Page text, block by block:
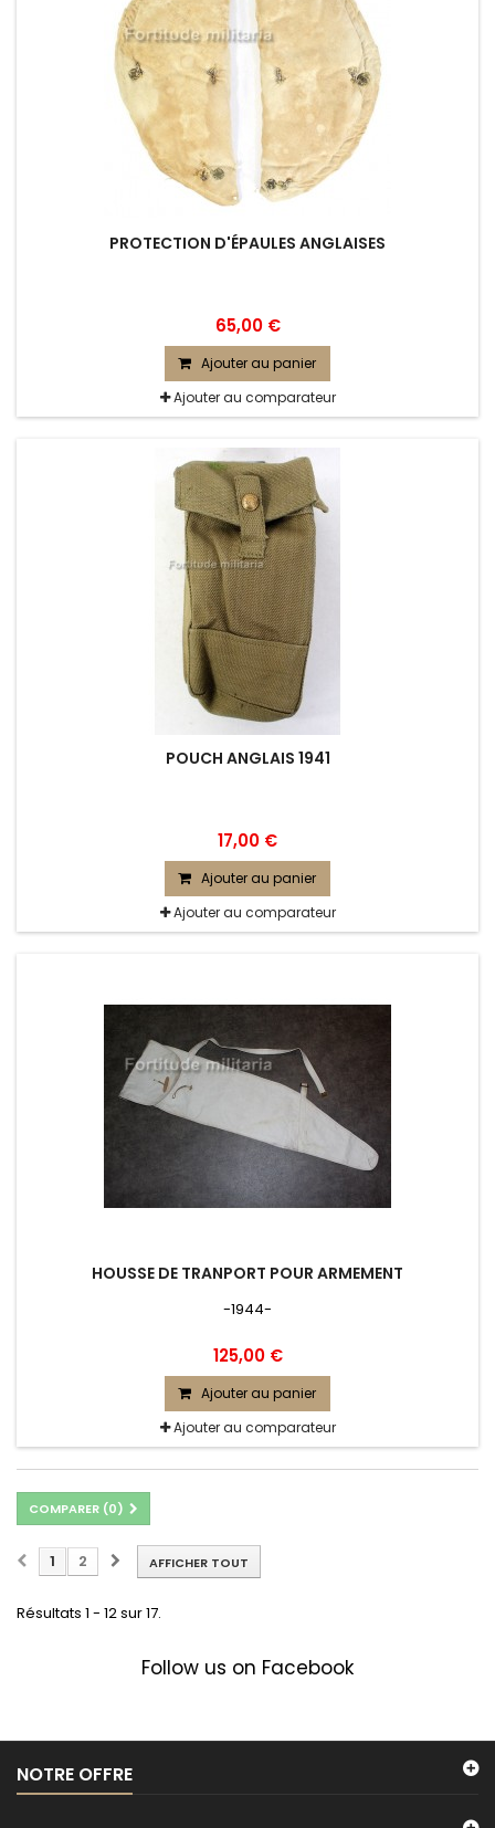
PROTECTION D'ÉPAULES ANGLAISES
65,00 €
Ajouter au panier
Ajouter au comparateur
POUCH ANGLAIS 1941
17,00 €
Ajouter au panier
Ajouter au comparateur
HOUSSE DE TRANPORT POUR ARMEMENT
-1944-
125,00 €
Ajouter au panier
Ajouter au comparateur
COMPARER (0)
AFFICHER TOUT
1 2
Résultats 1 - 12 sur 17.
Follow us on Facebook
NOTRE OFFRE